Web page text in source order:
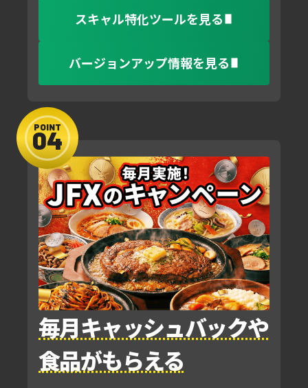
スキャル特化ツールを見る
バージョンアップ情報を見る
POINT
毎月キャッシュバックや
食品がもらえる